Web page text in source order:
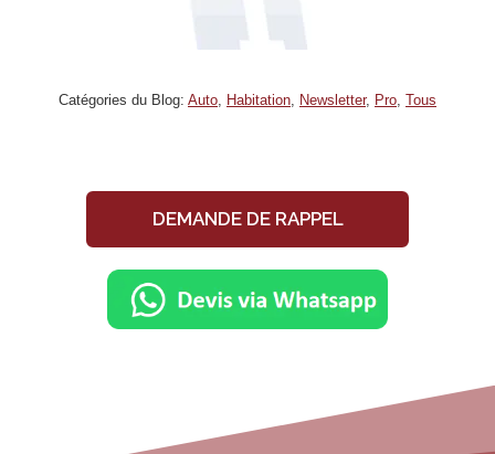
Catégories du Blog: Auto, Habitation, Newsletter, Pro, Tous
DEMANDE DE RAPPEL